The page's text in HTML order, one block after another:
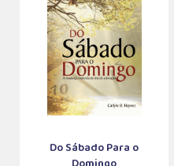
Do Sábado Para o